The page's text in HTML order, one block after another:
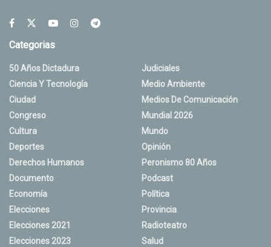
Categorias
50 Años Dictadura
Ciencia Y Tecnología
Ciudad
Congreso
Cultura
Deportes
Derechos Humanos
Documento
Economía
Elecciones
Elecciones 2021
Elecciones 2023
Judiciales
Medio Ambiente
Medios De Comunicación
Mundial 2026
Mundo
Opinión
Peronismo 80 Años
Podcast
Política
Provincia
Radioteatro
Salud